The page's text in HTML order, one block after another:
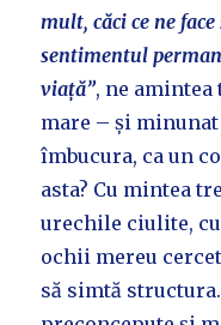
mult, căci ce ne
sentimentul
viață”, ne
mare – și
îmbucura, ca un
asta? Cu mintea
urechile ciulite,
ochii mereu
să simtă